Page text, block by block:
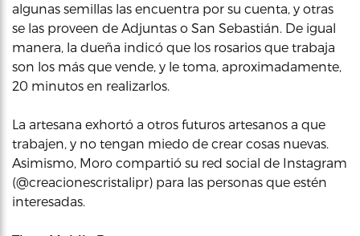
algunas semillas las encuentra por su cuenta, y otras
se las proveen de Adjuntas o San Sebastián. De igual
manera, la dueña indicó que los rosarios que trabaja
son los más que vende, y le toma, aproximadamente,
20 minutos en realizarlos.
La artesana exhortó a otros futuros artesanos a que
trabajen, y no tengan miedo de crear cosas nuevas.
Asimismo, Moro compartió su red social de Instagram
(@creacionescristalipr) para las personas que estén
interesadas.